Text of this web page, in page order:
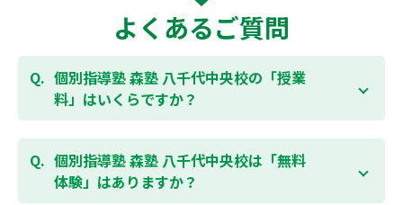
よくあるご質問
個別指導塾 森塾 八千代中央校の「授業
料」はいくらですか？
お子様の学年やご状況、校舎によって変わりますの
で、以下より、お気軽にお問合わせください。個別指
導塾 森塾の授業料はこちらのページ
よりお問合わせく
ださい。自動返信メールで【すぐ】にご確認いただけ
個別指導塾 森塾 八千代中央校は「無料
体験」はありますか？